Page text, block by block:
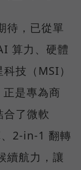
待，已從單
算力、硬體
技（MSI）
是專為商
了微軟
2-in-1 翻轉
續航力，讓